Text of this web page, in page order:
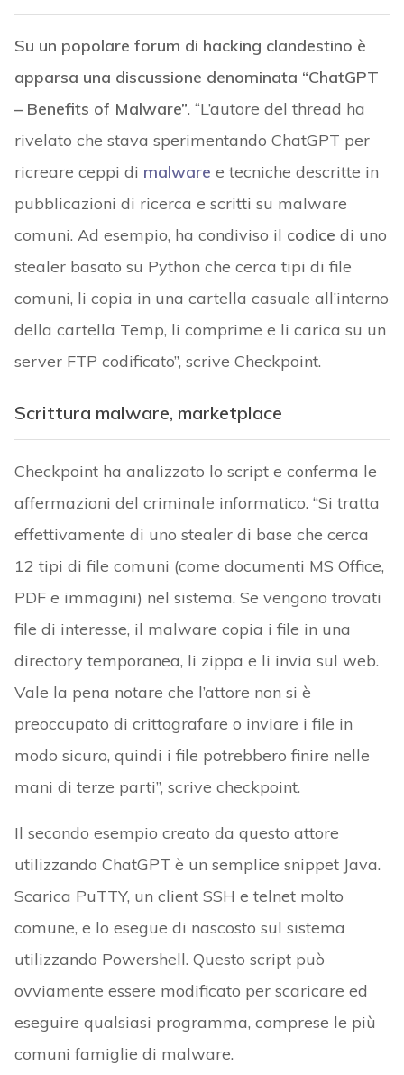
Su un popolare forum di hacking clandestino è
apparsa una discussione denominata “ChatGPT
– Benefits of Malware”. “L’autore del thread ha
rivelato che stava sperimentando ChatGPT per
ricreare ceppi di malware e tecniche descritte in
pubblicazioni di ricerca e scritti su malware
comuni. Ad esempio, ha condiviso il codice di uno
stealer basato su Python che cerca tipi di file
comuni, li copia in una cartella casuale all’interno
della cartella Temp, li comprime e li carica su un
server FTP codificato”, scrive Checkpoint.
Scrittura malware, marketplace
Checkpoint ha analizzato lo script e conferma le
affermazioni del criminale informatico. “Si tratta
effettivamente di uno stealer di base che cerca
12 tipi di file comuni (come documenti MS Office,
PDF e immagini) nel sistema. Se vengono trovati
file di interesse, il malware copia i file in una
directory temporanea, li zippa e li invia sul web.
Vale la pena notare che l’attore non si è
preoccupato di crittografare o inviare i file in
modo sicuro, quindi i file potrebbero finire nelle
mani di terze parti”, scrive checkpoint.
Il secondo esempio creato da questo attore
utilizzando ChatGPT è un semplice snippet Java.
Scarica PuTTY, un client SSH e telnet molto
comune, e lo esegue di nascosto sul sistema
utilizzando Powershell. Questo script può
ovviamente essere modificato per scaricare ed
eseguire qualsiasi programma, comprese le più
comuni famiglie di malware.